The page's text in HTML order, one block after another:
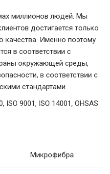
миллионов людей. Мы
достигается только
качества. Именно поэтому
в соответствии с
окружающей среды,
в соответствии с
стандартами.
ISO 9001, ISO 14001, OHSAS
Микрофибра